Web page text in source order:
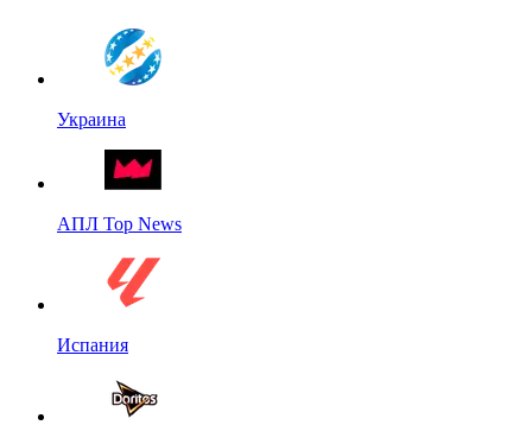
Украина
АПЛ Top News
Испания